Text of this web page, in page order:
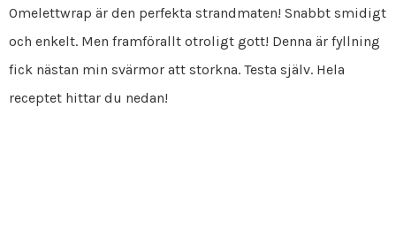
Omelettwrap är den perfekta strandmaten! Snabbt smidigt
och enkelt. Men framförallt otroligt gott! Denna är fyllning
fick nästan min svärmor att storkna. Testa själv. Hela
receptet hittar du nedan!